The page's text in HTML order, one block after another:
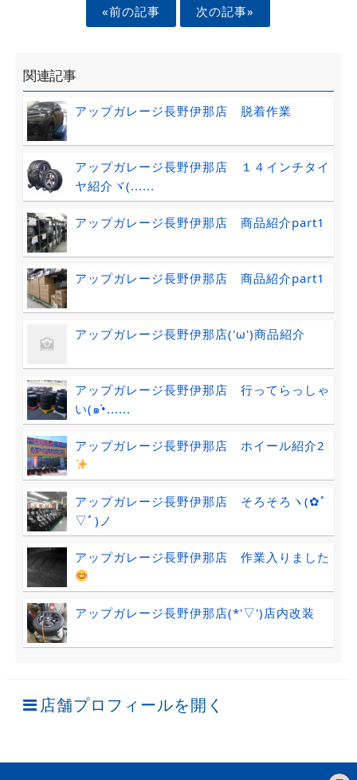
«前の記事 次の記事»
関連記事
アップガレージ長野伊那店 脱着作業
アップガレージ長野伊那店 １４インチタイ
ヤ紹介ヾ(......
アップガレージ長野伊那店 商品紹介part1
アップガレージ長野伊那店 商品紹介part1
アップガレージ長野伊那店('ω')商品紹介
アップガレージ長野伊那店 行ってらっしゃ
い(๑•̀......
アップガレージ長野伊那店 ホイール紹介2
アップガレージ長野伊那店 そろそろヽ(✿ﾟ
▽ﾟ)ノ
アップガレージ長野伊那店 作業入りました
アップガレージ長野伊那店(*'▽')店内改装
店舗プロフィールを開く